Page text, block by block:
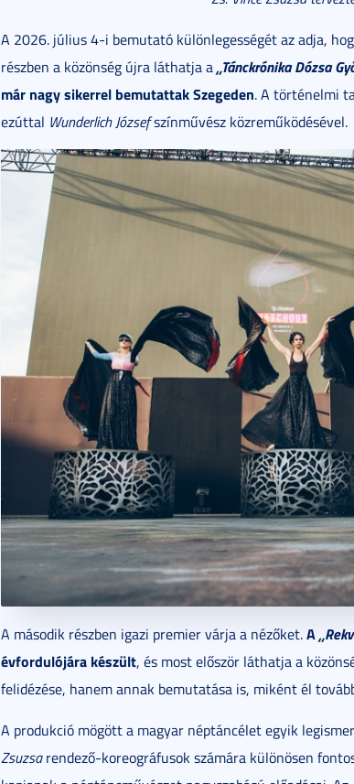
A 2026. július 4-i bemutató különlegességét az adja,
részben a közönség újra láthatja a„Tánckrónika Dózsa
már nagy sikerrel bemutattak Szegeden. A történelmi
ezúttal Wunderlich Józsefszínművész közreműködésével.
A második részben igazi premier várja a nézőket.A
évfordulójára készült, és most először láthatja a
felidézése, hanem annak bemutatása is, miként él
A produkció mögött a magyar néptáncélet egyik
Zsuzsarendező-koreográfusok számára különösen